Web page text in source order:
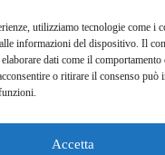
utilizziamo tecnologie come i
informazioni del dispositivo. Il
dati come il
o ritirare il consenso può
Accetta
970 89 33